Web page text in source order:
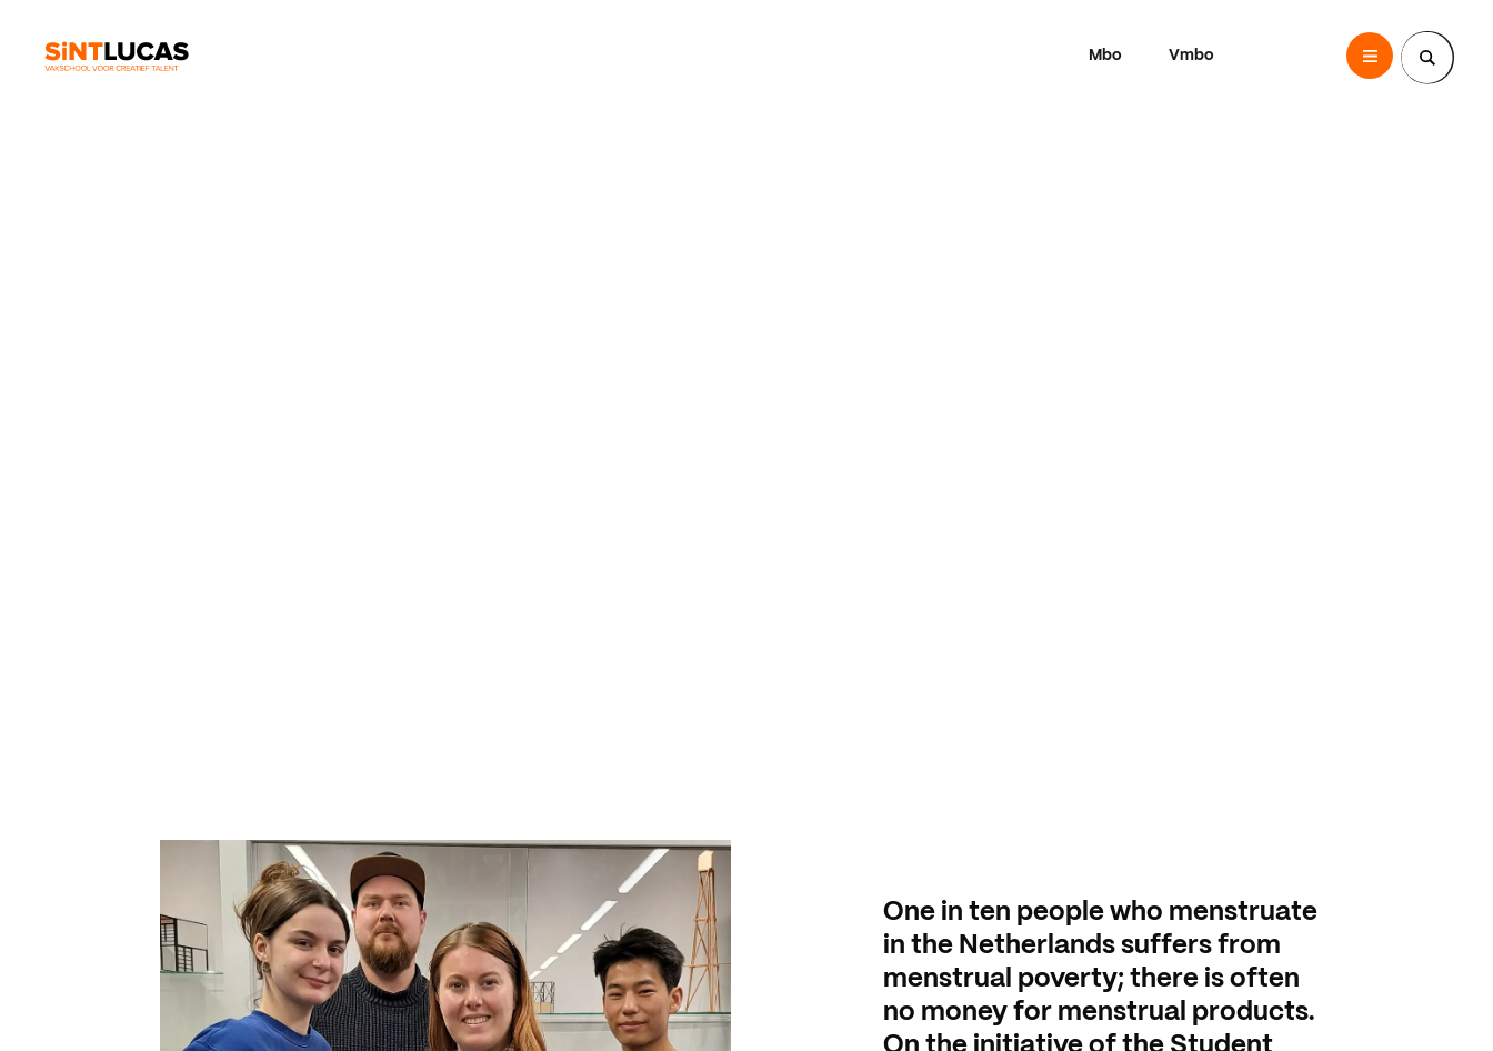
Mbo Vmbo
One in ten people who menstruate
in the Netherlands suffers from
menstrual poverty; there is often
no money for menstrual products.
On the initiative of the Student